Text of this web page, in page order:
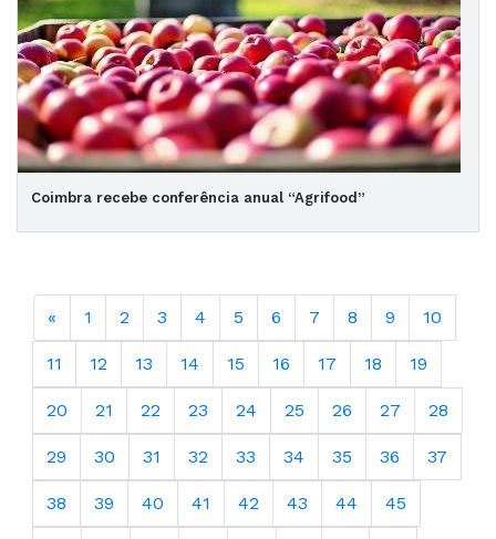
Coimbra recebe conferência anual “Agrifood”
« 1 2 3 4 5 6 7 8 9 10
11 12 13 14 15 16 17 18 19
20 21 22 23 24 25 26 27 28
29 30 31 32 33 34 35 36 37
38 39 40 41 42 43 44 45